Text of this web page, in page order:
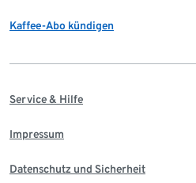
Kaffee-Abo kündigen
Service & Hilfe
Impressum
Datenschutz und Sicherheit